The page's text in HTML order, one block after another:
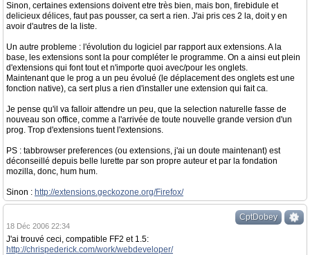
Sinon, certaines extensions doivent etre très bien, mais bon, firebidule et
delicieux délices, faut pas pousser, ca sert a rien. J'ai pris ces 2 la, doit y en
avoir d'autres de la liste.
Un autre probleme : l'évolution du logiciel par rapport aux extensions. A la
base, les extensions sont la pour compléter le programme. On a ainsi eut plein
d'extensions qui font tout et n'importe quoi avec/pour les onglets.
Maintenant que le prog a un peu évolué (le déplacement des onglets est une
fonction native), ca sert plus a rien d'installer une extension qui fait ca.
Je pense qu'il va falloir attendre un peu, que la selection naturelle fasse de
nouveau son office, comme a l'arrivée de toute nouvelle grande version d'un
prog. Trop d'extensions tuent l'extensions.
PS : tabbrowser preferences (ou extensions, j'ai un doute maintenant) est
déconseillé depuis belle lurette par son propre auteur et par la fondation
mozilla, donc, hum hum.
Sinon : http://extensions.geckozone.org/Firefox/
CptDobey
18 Déc 2006 22:34
J'ai trouvé ceci, compatible FF2 et 1.5:
http://chrispederick.com/work/webdeveloper/